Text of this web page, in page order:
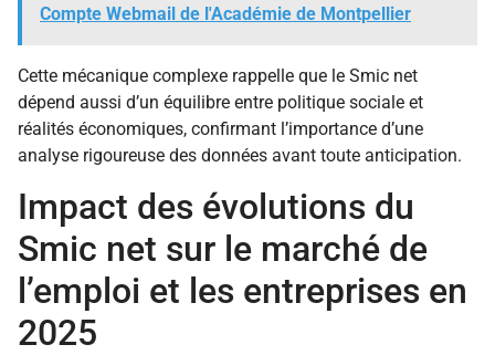
Compte Webmail de l'Académie de Montpellier
Cette mécanique complexe rappelle que le Smic net
dépend aussi d’un équilibre entre politique sociale et
réalités économiques, confirmant l’importance d’une
analyse rigoureuse des données avant toute anticipation.
Impact des évolutions du
Smic net sur le marché de
l’emploi et les entreprises en
2025